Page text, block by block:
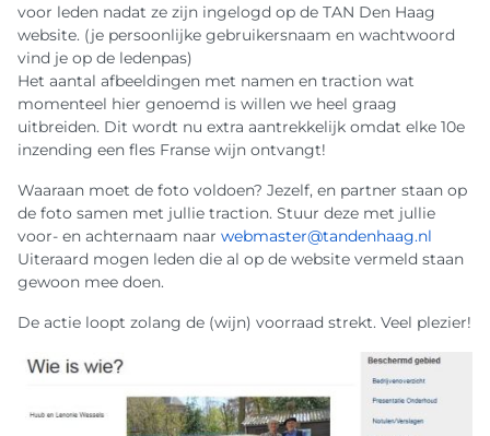
voor leden nadat ze zijn ingelogd op de TAN Den Haag
website. (je persoonlijke gebruikersnaam en wachtwoord
vind je op de ledenpas)
Het aantal afbeeldingen met namen en traction wat
momenteel hier genoemd is willen we heel graag
uitbreiden. Dit wordt nu extra aantrekkelijk omdat elke 10e
inzending een fles Franse wijn ontvangt!
Waaraan moet de foto voldoen? Jezelf, en partner staan op
de foto samen met jullie traction. Stuur deze met jullie
voor- en achternaam naar webmaster@tandenhaag.nl
Uiteraard mogen leden die al op de website vermeld staan
gewoon mee doen.
De actie loopt zolang de (wijn) voorraad strekt. Veel plezier!